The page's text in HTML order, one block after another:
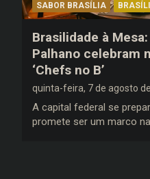
SABOR BRASÍLIA
Brasilidade à
Palhano celebram
‘Chefs no B’
quinta-feira, 7 de agosto
A capital federal se
promete ser um marco